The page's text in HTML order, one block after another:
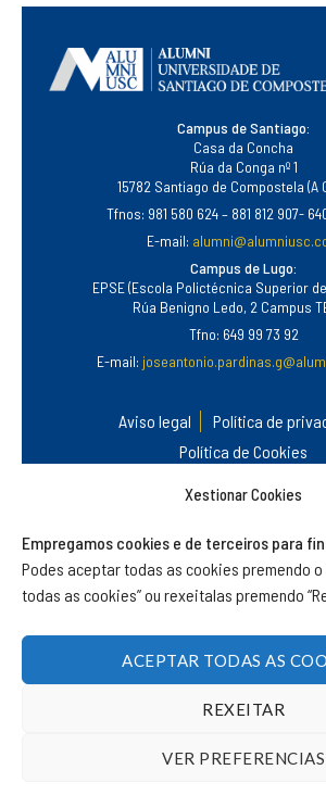
Xestionar Cookies
Empregamos cookies e de terceiros para
Podes aceptar todas as cookies premendo o
todas as cookies” ou rexeitalas premendo
ACEPTAR TODAS AS
REXEITAR
VER PREFERENCIAS
Campus de Santiago:
Casa da Concha
Rúa da Conga nº 1
15782 Santiago de Compostela (A
Tfnos: 981 580 624 – 881 812 907-
E-mail:
Campus de Lugo:
EPSE (Escola Polictécnica Superior
Rúa Benigno Ledo, 2 Campus
Tfno: 649 99 73 92
E-mail:
Aviso legal
Política de
Política de Cookies